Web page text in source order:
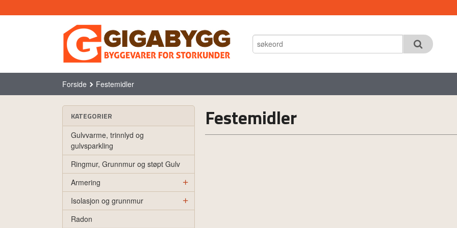
til
Forside Festemidler
Festemidler
KATEGORIER
Gulvvarme, trinnlyd og
gulvsparkling
Ringmur, Grunnmur og støpt Gulv
Armering
Isolasjon og grunnmur
Radon